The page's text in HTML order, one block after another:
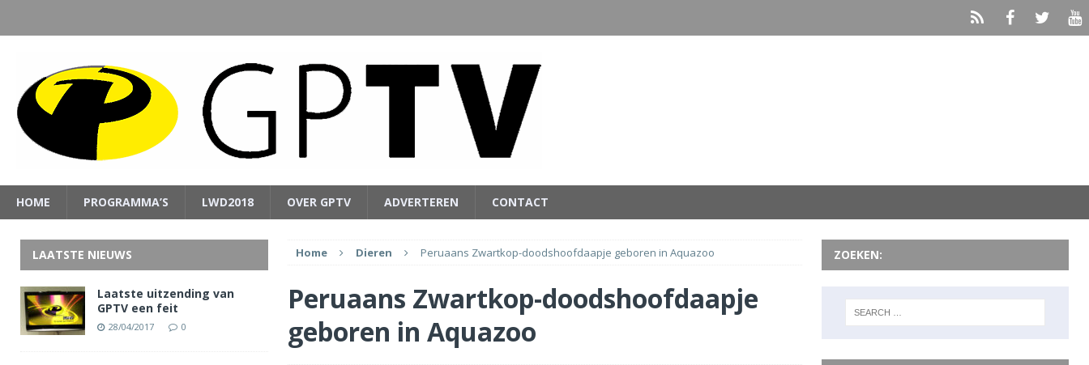
HOME PROGRAMMA’S LWD2018 OVER GPTV ADVERTEREN CONTACT
Home Dieren Peruaans Zwartkop-doodshoofdaapje geboren in Aquazoo
Peruaans Zwartkop-doodshoofdaapje
geboren in Aquazoo
LAATSTE NIEUWS
Laatste uitzending van
GPTV een feit
28/04/2017 0
ZOEKEN: